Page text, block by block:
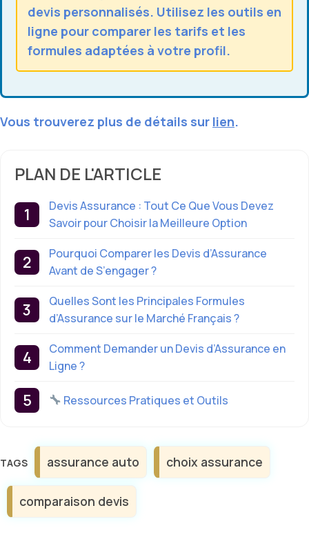
devis personnalisés. Utilisez les outils en
ligne pour comparer les tarifs et les
formules adaptées à votre profil.
Vous trouverez plus de détails sur lien.
PLAN DE L'ARTICLE
Devis Assurance : Tout Ce Que Vous Devez
Savoir pour Choisir la Meilleure Option
Pourquoi Comparer les Devis d’Assurance
Avant de S’engager ?
Quelles Sont les Principales Formules
d’Assurance sur le Marché Français ?
Comment Demander un Devis d’Assurance en
Ligne ?
Ressources Pratiques et Outils
Étiquettes
assurance auto choix assurance
comparaison devis